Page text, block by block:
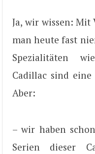
Ja, wir wissen:
man heute fast
Spezialitäten
Cadillac sind
Aber:
– wir haben
Serien dieser